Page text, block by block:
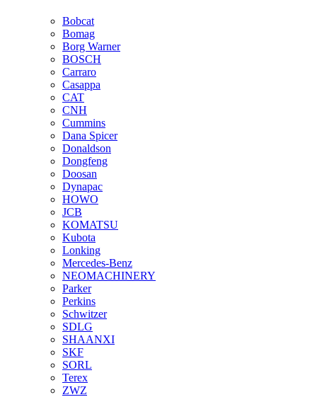
Bobcat
Bomag
Borg Warner
BOSCH
Carraro
Casappa
CAT
CNH
Cummins
Dana Spicer
Donaldson
Dongfeng
Doosan
Dynapac
HOWO
JCB
KOMATSU
Kubota
Lonking
Mercedes-Benz
NEOMACHINERY
Parker
Perkins
Schwitzer
SDLG
SHAANXI
SKF
SORL
Terex
ZWZ